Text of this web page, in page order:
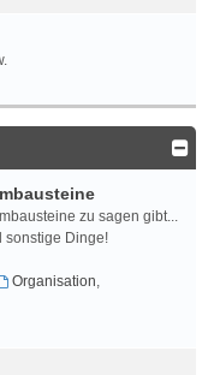
zu sagen gibt...
sonstige Dinge!
Organisation,